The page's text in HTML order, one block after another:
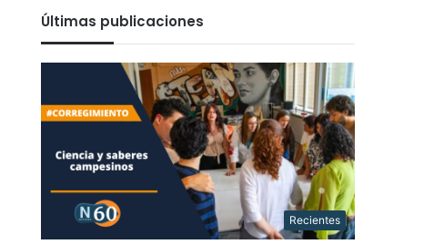
Últimas publicaciones
Recientes